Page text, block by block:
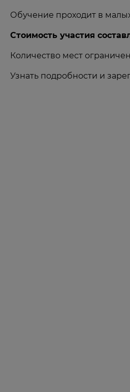
Обучение проходит в
Стоимость участия
Количество мест
Узнать подробности и